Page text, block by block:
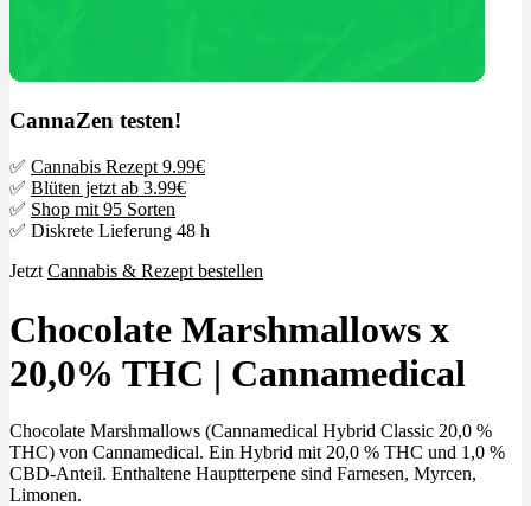
CannaZen testen!
✅ Cannabis Rezept 9.99€
✅ Blüten jetzt ab 3.99€
✅ Shop mit 95 Sorten
✅ Diskrete Lieferung 48 h
Jetzt Cannabis & Rezept bestellen
Chocolate Marshmallows x
20,0% THC | Cannamedical
Chocolate Marshmallows (Cannamedical Hybrid Classic 20,0 %
THC) von Cannamedical. Ein Hybrid mit 20,0 % THC und 1,0 %
CBD-Anteil. Enthaltene Hauptterpene sind Farnesen, Myrcen,
Limonen.